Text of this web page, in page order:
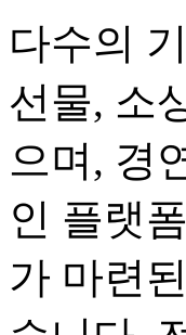
다수의
선물, 소
으며, 경
인 플랫
가 마련